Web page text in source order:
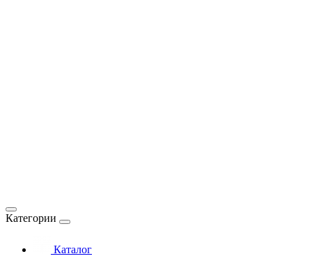
Категории
Каталог